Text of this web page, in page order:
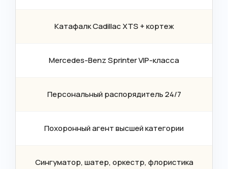
Катафалк Cadillac XTS + кортеж
Mercedes-Benz Sprinter VIP-класса
Персональный распорядитель 24/7
Похоронный агент высшей категории
Сингуматор, шатер, оркестр, флористика